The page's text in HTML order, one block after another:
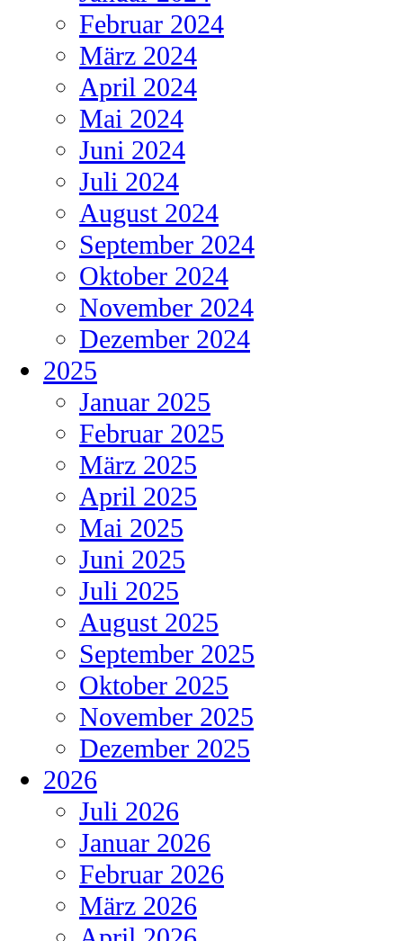
Februar 2024
März 2024
April 2024
Mai 2024
Juni 2024
Juli 2024
August 2024
September 2024
Oktober 2024
November 2024
Dezember 2024
2025
Januar 2025
Februar 2025
März 2025
April 2025
Mai 2025
Juni 2025
Juli 2025
August 2025
September 2025
Oktober 2025
November 2025
Dezember 2025
2026
Juli 2026
Januar 2026
Februar 2026
März 2026